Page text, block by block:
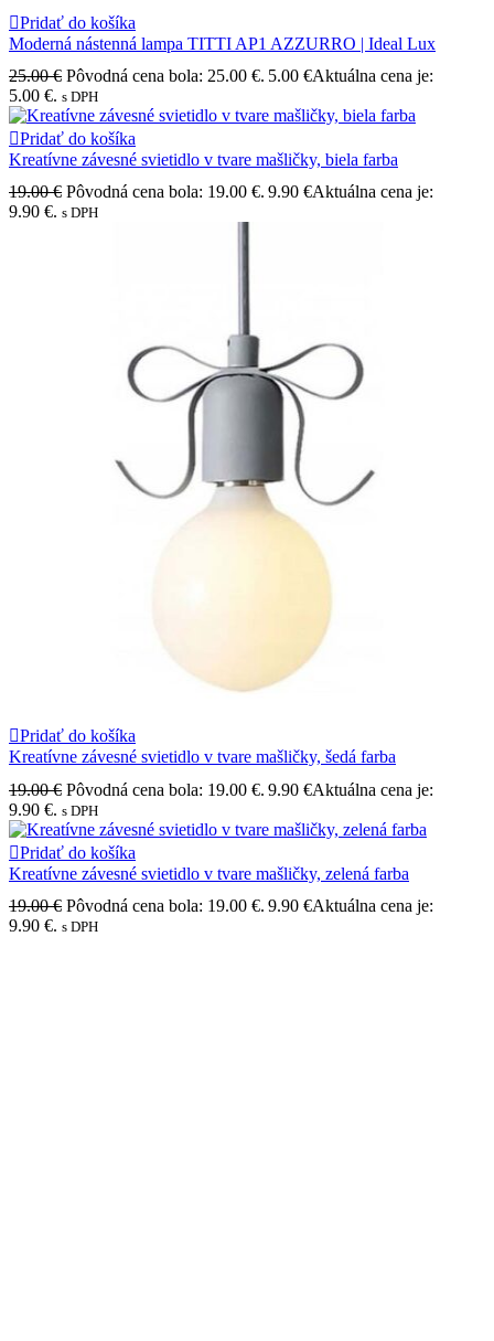
Pridať do košíka
Moderná nástenná lampa TITTI AP1 AZZURRO | Ideal Lux
25.00€ Pôvodná cena bola: 25.00 €. 5.00 €Aktuálna cena je:
5.00 €. s DPH
Pridať do košíka
Kreatívne závesné svietidlo v tvare mašličky, biela farba
19.00€ Pôvodná cena bola: 19.00 €. 9.90 €Aktuálna cena je:
9.90 €. s DPH
Pridať do košíka
Kreatívne závesné svietidlo v tvare mašličky, šedá farba
19.00€ Pôvodná cena bola: 19.00 €. 9.90 €Aktuálna cena je:
9.90 €. s DPH
Pridať do košíka
Kreatívne závesné svietidlo v tvare mašličky, zelená farba
19.00€ Pôvodná cena bola: 19.00 €. 9.90 €Aktuálna cena je:
9.90 €. s DPH